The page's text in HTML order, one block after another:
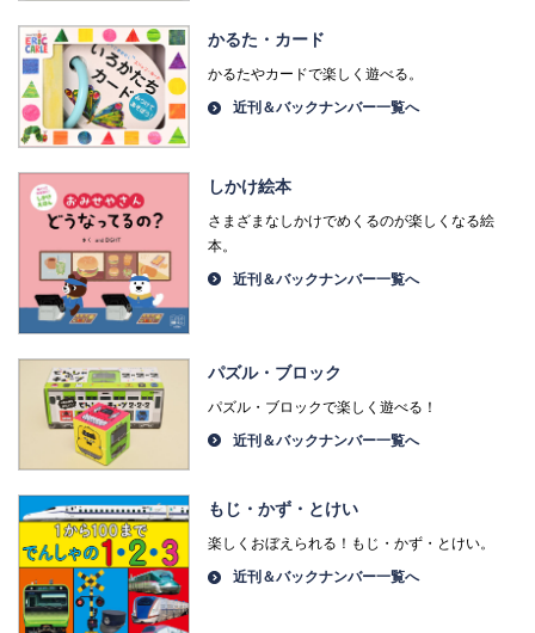
かるた・カード
かるたやカードで楽しく遊べる。
近刊＆バックナンバー一覧へ
しかけ絵本
さまざまなしかけでめくるのが楽しくなる絵
本。
近刊＆バックナンバー一覧へ
パズル・ブロック
パズル・ブロックで楽しく遊べる！
近刊＆バックナンバー一覧へ
もじ・かず・とけい
楽しくおぼえられる！もじ・かず・とけい。
近刊＆バックナンバー一覧へ